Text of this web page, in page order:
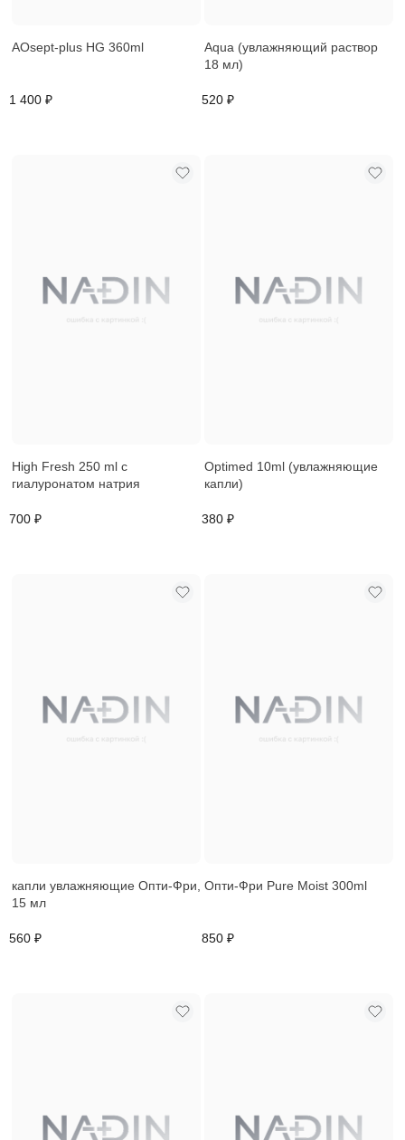
AOsept-plus HG 360ml
1 400 ₽
Aqua (увлажняющий раствор
18 мл)
520 ₽
High Fresh 250 ml с
гиалуронатом натрия
700 ₽
Optimed 10ml (увлажняющие
капли)
380 ₽
капли увлажняющие Опти-Фри,
15 мл
560 ₽
Опти-Фри Pure Moist 300ml
850 ₽